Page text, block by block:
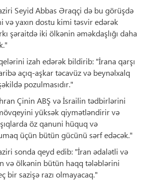
Seyid Abbas Əraqçi də bu görüşdə
və yaxın dostu kimi təsvir edərək
şəraitdə iki ölkənin əməkdaşlığı daha
izah edərək bildirib: "İrana qarşı
açıq-aşkar təcavüz və beynəlxalq
pozulmasıdır."
Çinin ABŞ və İsrailin tədbirlərini
yüksək qiymətləndirir və
öz qanuni hüquq və
üçün bütün gücünü sərf edəcək."
sonda qeyd edib: "İran ədalətli və
və ölkənin bütün haqq tələblərini
bir sazişə razı olmayacaq."